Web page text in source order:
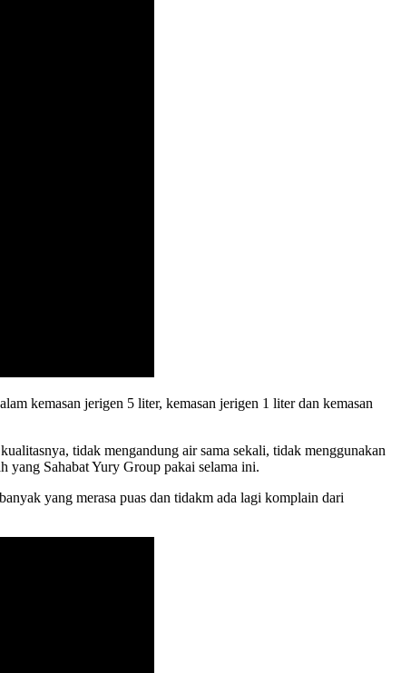
kemasan jerigen 5 liter, kemasan jerigen 1 liter dan kemasan
tidak mengandung air sama sekali, tidak menggunakan
yang Sahabat Yury Group pakai selama ini.
yang merasa puas dan tidakm ada lagi komplain dari